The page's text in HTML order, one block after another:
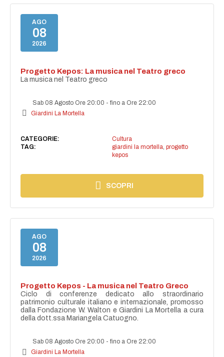
AGO
08
2026
Progetto Kepos: La musica nel Teatro greco
La musica nel Teatro greco
Sab 08 Agosto Ore 20:00 -fino a Ore 22:00
Giardini La Mortella
CATEGORIE:
Cultura
TAG:
giardini la mortella progetto
kepos
SCOPRI
AGO
08
2026
Progetto Kepos - La musica nel Teatro Greco
Ciclo di conferenze dedicato allo straordinario
patrimonio culturale italiano e internazionale, promosso
dalla Fondazione W. Walton e Giardini La Mortella a cura
della dott.ssa Mariangela Catuogno.
Sab 08 Agosto Ore 20:00 -fino a Ore 22:00
Giardini La Mortella